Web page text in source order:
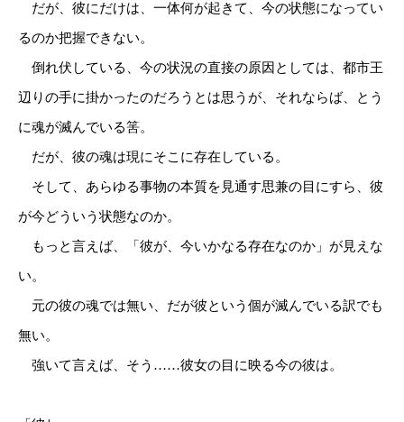
だが、彼にだけは、一体何が起きて、今の状態になってい
るのか把握できない。
倒れ伏している、今の状況の直接の原因としては、都市王
辺りの手に掛かったのだろうとは思うが、それならば、とう
に魂が滅んでいる筈。
だが、彼の魂は現にそこに存在している。
そして、あらゆる事物の本質を見通す思兼の目にすら、彼
が今どういう状態なのか。
もっと言えば、「彼が、今いかなる存在なのか」が見えな
い。
元の彼の魂では無い、だが彼という個が滅んでいる訳でも
無い。
強いて言えば、そう……彼女の目に映る今の彼は。